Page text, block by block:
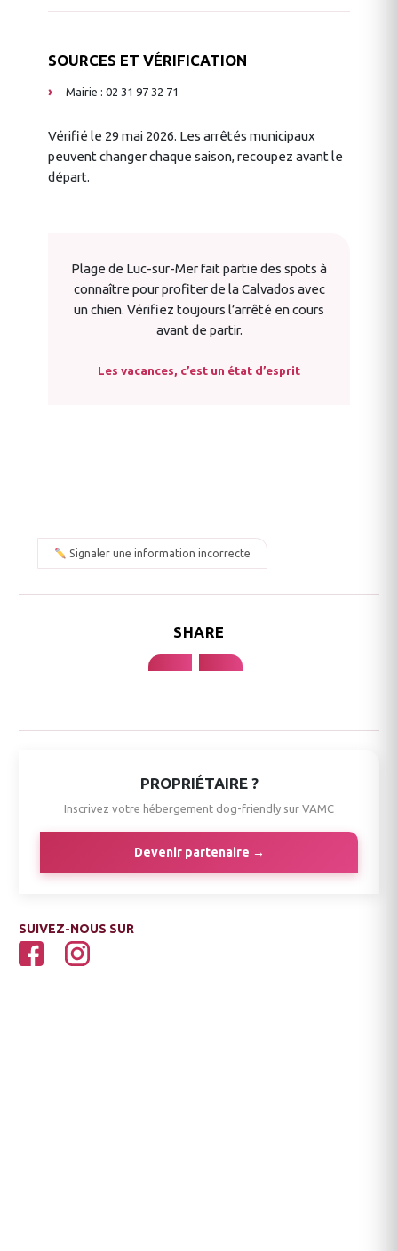
SOURCES ET VÉRIFICATION
Mairie : 02 31 97 32 71
Vérifié le 29 mai 2026. Les arrêtés municipaux
peuvent changer chaque saison, recoupez avant le
départ.
Plage de Luc-sur-Mer fait partie des spots à
connaître pour profiter de la Calvados avec
un chien. Vérifiez toujours l’arrêté en cours
avant de partir.
Les vacances, c’est un état d’esprit
Signaler une information incorrecte
SHARE
PROPRIÉTAIRE ?
Inscrivez votre hébergement dog-friendly sur VAMC
Devenir partenaire →
SUIVEZ-NOUS SUR